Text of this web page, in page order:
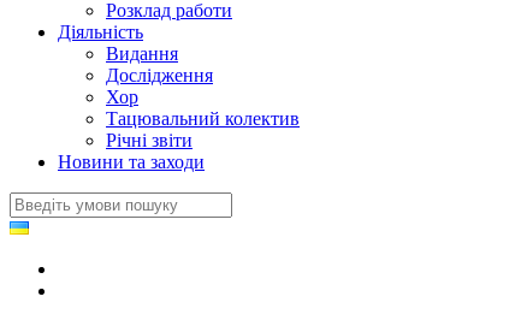
Розклад работи
Діяльність
Видання
Дослідження
Хор
Тацювальний колектив
Річні звіти
Новини та заходи